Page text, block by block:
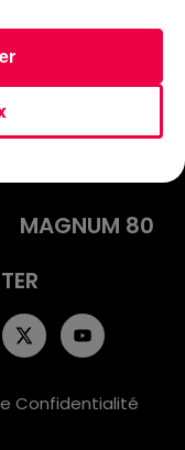
MAGNUM 80
Confidentialité